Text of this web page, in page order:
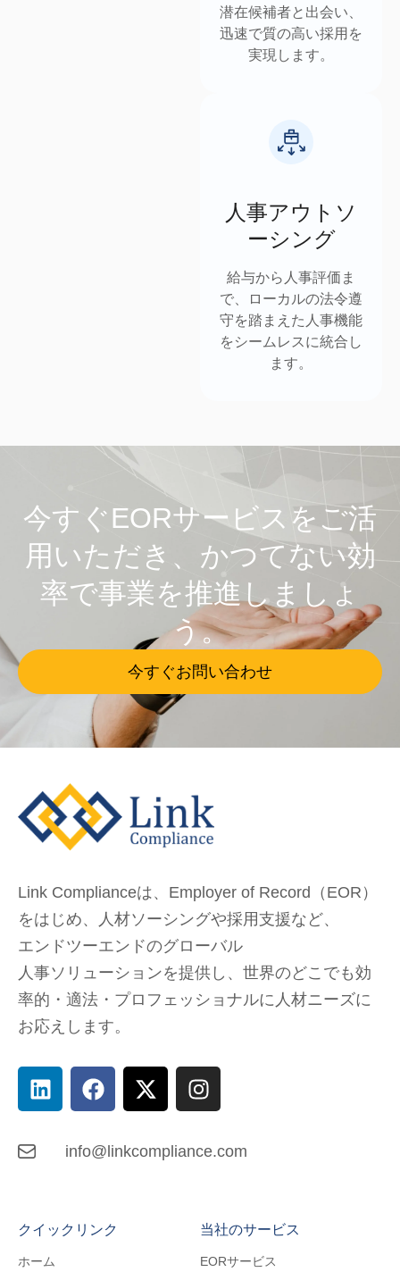
潜在候補者と出会い、
迅速で質の高い採用を
実現します。
人事アウトソ
ーシング
給与から人事評価ま
で、ローカルの法令遵
守を踏まえた人事機能
をシームレスに統合し
ます。
今すぐEORサービスをご活
用いただき、かつてない効
率で事業を推進しましょ
う。
今すぐお問い合わせ
Link Complianceは、Employer of Record（EOR）
をはじめ、
人材ソーシングや採用支援など、
エンドツーエンドのグローバル
人事ソリューションを提供し、 世界のどこでも効
率的・適法・プロフェッショナルに人材ニーズに
お応えします。
info@linkcompliance.com
クイックリンク
ホーム
当社のサービス
EORサービス